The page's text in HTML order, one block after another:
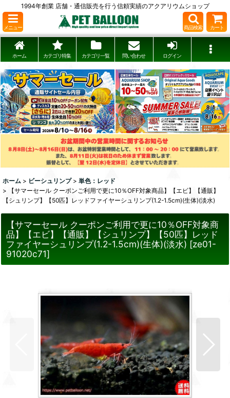
1994年創業 店舗・通信販売を行う信頼実績のアクアリウムショップ
メニュー 商品検索 カート
ホーム カテゴリ特集 カテゴリ一覧 問い合わせ ログイン
ホーム > ビーシュリンプ > 単色：レッド
>
【サマーセール クーポンご利用で更に10％OFF対象商品】【エビ】【通販】
【シュリンプ】【50匹】レッドファイヤーシュリンプ(1.2-1.5cm)(生体)(淡水)
【サマーセール クーポンご利用で更に10％OFF対象商
品】【エビ】【通販】【シュリンプ】【50匹】レッド
ファイヤーシュリンプ(1.2-1.5cm)(生体)(淡水) [ze01-
91020c71]